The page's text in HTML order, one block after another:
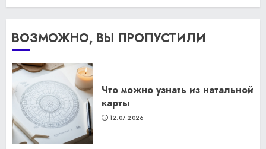
ВОЗМОЖНО, ВЫ ПРОПУСТИЛИ
Что можно узнать из натальной
карты
12.07.2026